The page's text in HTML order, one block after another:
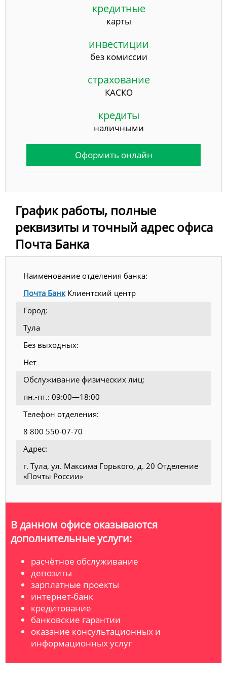
кредитные
карты
инвестиции
без комиссии
страхование
КАСКО
кредиты
наличными
Оформить онлайн
График работы, полные
реквизиты и точный адрес офиса
Почта Банка
Наименование отделения банка:
Почта БанкКлиентский центр
Город:
Тула
Без выходных:
Нет
Обслуживание физических лиц:
пн.-пт.: 09:00—18:00
Телефон отделения:
8 800 550-07-70
Адрес:
г. Тула, ул. Максима Горького, д. 20 Отделение
«Почты России»
В данном офисе оказываются
дополнительные услуги:
расчётное обслуживание
депозиты
зарплатные проекты
интернет-банк
кредитование
банковские гарантии
оказание консультационных и
информационных услуг